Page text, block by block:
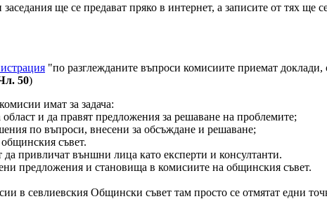
ще се предават пряко в интернет, а записите от тях ще
"по разглежданите въпроси комисиите приемат
50)
имат за задача:
и да правят предложения за решаване на проблемите;
по въпроси, внесени за обсъждане и решаване;
съвет.
привличат външни лица като експерти и консултанти.
предложения и становища в комисиите на общинския съвет.
в севлиевския Общински съвет там просто се отмятат едни